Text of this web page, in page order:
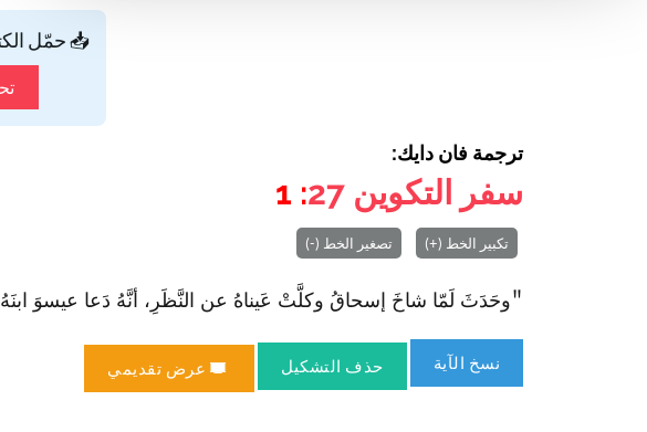
📥 حمّل
ترجمة فان دايك:
سفر التكوين 27
: 1
تكبير الخط (+) تصغير الخط (-)
"وحَدَثَ لَمّا شاخَ إسحاقُ وكلَّتْ عَيناهُ عن النَّظَرِ، أنَّهُ دَعا عيسوَ ابنَهُ
نسخ الآية حذف التشكيل عرض تقديمي